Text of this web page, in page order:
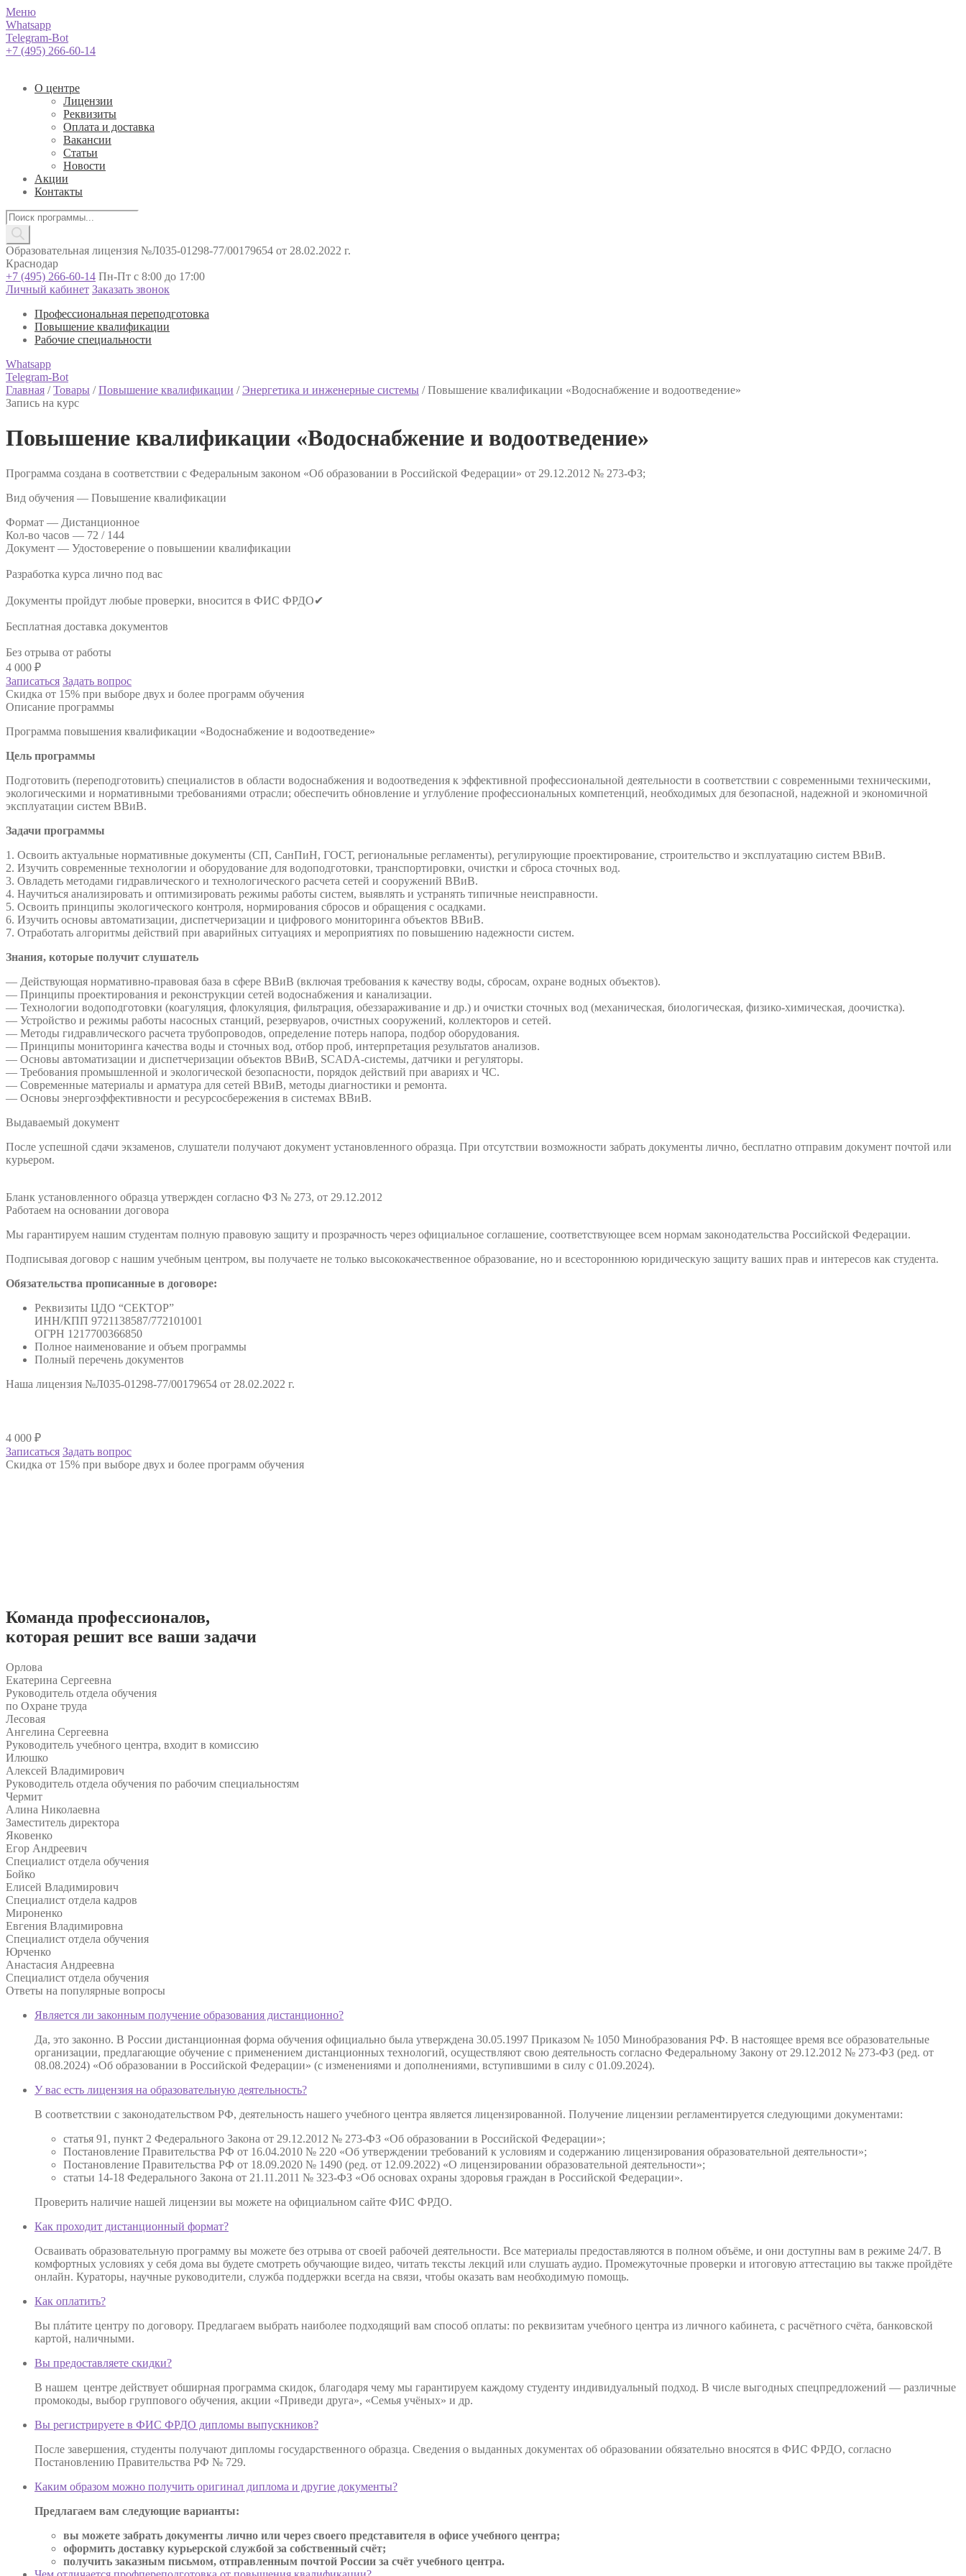
Меню
Whatsapp
Telegram-Bot
+7 (495) 266-60-14
О центре
Лицензии
Реквизиты
Оплата и доставка
Вакансии
Статьи
Новости
Акции
Контакты
Поиск
товаров
Образовательная лицензия №Л035-01298-77/00179654 от 28.02.2022 г.
Краснодар
+7 (495) 266-60-14 Пн-Пт с 8:00 до 17:00
Личный кабинет Заказать звонок
Профессиональная переподготовка
Повышение квалификации
Рабочие специальности
Whatsapp
Telegram-Bot
Главная /Товары /Повышение квалификации / Энергетика и инженерные системы /Повышение квалификации «Водоснабжение и водоотведение»
Запись на курс
Повышение квалификации «Водоснабжение и водоотведение»
Программа создана в соответствии с Федеральным законом «Об образовании в Российской Федерации» от 29.12.2012 № 273-ФЗ;
Вид обучения — Повышение квалификации
Формат — Дистанционное
Кол-во часов — 72 / 144
Документ — Удостоверение о повышении квалификации
Разработка курса лично под вас
Документы пройдут любые проверки, вносится в ФИС ФРДО✔
Бесплатная доставка документов
Без отрыва от работы
4 000 ₽
Записаться Задать вопрос
Скидка от 15% при выборе двух и более программ обучения
Описание программы
Программа повышения квалификации «Водоснабжение и водоотведение»
Цель программы
Подготовить (переподготовить) специалистов в области водоснабжения и водоотведения к эффективной профессиональной деятельности в соответствии с современными техническими,
экологическими и нормативными требованиями отрасли; обеспечить обновление и углубление профессиональных компетенций, необходимых для безопасной, надежной и экономичной
эксплуатации систем ВВиВ.
Задачи программы
1. Освоить актуальные нормативные документы (СП, СанПиН, ГОСТ, региональные регламенты), регулирующие проектирование, строительство и эксплуатацию систем ВВиВ.
2. Изучить современные технологии и оборудование для водоподготовки, транспортировки, очистки и сброса сточных вод.
3. Овладеть методами гидравлического и технологического расчета сетей и сооружений ВВиВ.
4. Научиться анализировать и оптимизировать режимы работы систем, выявлять и устранять типичные неисправности.
5. Освоить принципы экологического контроля, нормирования сбросов и обращения с осадками.
6. Изучить основы автоматизации, диспетчеризации и цифрового мониторинга объектов ВВиВ.
7. Отработать алгоритмы действий при аварийных ситуациях и мероприятиях по повышению надежности систем.
Знания, которые получит слушатель
— Действующая нормативно-правовая база в сфере ВВиВ (включая требования к качеству воды, сбросам, охране водных объектов).
— Принципы проектирования и реконструкции сетей водоснабжения и канализации.
— Технологии водоподготовки (коагуляция, флокуляция, фильтрация, обеззараживание и др.) и очистки сточных вод (механическая, биологическая, физико-химическая, доочистка).
— Устройство и режимы работы насосных станций, резервуаров, очистных сооружений, коллекторов и сетей.
— Методы гидравлического расчета трубопроводов, определение потерь напора, подбор оборудования.
— Принципы мониторинга качества воды и сточных вод, отбор проб, интерпретация результатов анализов.
— Основы автоматизации и диспетчеризации объектов ВВиВ, SCADA-системы, датчики и регуляторы.
— Требования промышленной и экологической безопасности, порядок действий при авариях и ЧС.
— Современные материалы и арматура для сетей ВВиВ, методы диагностики и ремонта.
— Основы энергоэффективности и ресурсосбережения в системах ВВиВ.
Выдаваемый документ
После успешной сдачи экзаменов, слушатели получают документ установленного образца. При отсутствии возможности забрать документы лично, бесплатно отправим документ почтой или
курьером.
Бланк установленного образца утвержден согласно ФЗ № 273, от 29.12.2012
Работаем на основании договора
Мы гарантируем нашим студентам полную правовую защиту и прозрачность через официальное соглашение, соответствующее всем нормам законодательства Российской Федерации.
Подписывая договор с нашим учебным центром, вы получаете не только высококачественное образование, но и всестороннюю юридическую защиту ваших прав и интересов как студента.
Обязательства прописанные в договоре:
Реквизиты ЦДО “СЕКТОР”
ИНН/КПП 9721138587/772101001
ОГРН 1217700366850
Полное наименование и объем программы
Полный перечень документов
Наша лицензия №Л035-01298-77/00179654 от 28.02.2022 г.
4 000 ₽
Записаться Задать вопрос
Скидка от 15% при выборе двух и более программ обучения
Команда профессионалов,
которая решит все ваши задачи
Орлова
Екатерина Сергеевна
Руководитель отдела обучения
по Охране труда
Лесовая
Ангелина Сергеевна
Руководитель учебного центра, входит в комиссию
Илюшко
Алексей Владимирович
Руководитель отдела обучения по рабочим специальностям
Чермит
Алина Николаевна
Заместитель директора
Яковенко
Егор Андреевич
Специалист отдела обучения
Бойко
Елисей Владимирович
Специалист отдела кадров
Мироненко
Евгения Владимировна
Специалист отдела обучения
Юрченко
Анастасия Андреевна
Специалист отдела обучения
Ответы на популярные вопросы
Является ли законным получение образования дистанционно?
Да, это законно. В России дистанционная форма обучения официально была утверждена 30.05.1997 Приказом № 1050 Минобразования РФ. В настоящее время все образовательные
организации, предлагающие обучение с применением дистанционных технологий, осуществляют свою деятельность согласно Федеральному Закону от 29.12.2012 № 273-ФЗ (ред. от
08.08.2024) «Об образовании в Российской Федерации» (с изменениями и дополнениями, вступившими в силу с 01.09.2024).
У вас есть лицензия на образовательную деятельность?
В соответствии с законодательством РФ, деятельность нашего учебного центра является лицензированной. Получение лицензии регламентируется следующими документами:
статья 91, пункт 2 Федерального Закона от 29.12.2012 № 273-ФЗ «Об образовании в Российской Федерации»;
Постановление Правительства РФ от 16.04.2010 № 220 «Об утверждении требований к условиям и содержанию лицензирования образовательной деятельности»;
Постановление Правительства РФ от 18.09.2020 № 1490 (ред. от 12.09.2022) «О лицензировании образовательной деятельности»;
статьи 14-18 Федерального Закона от 21.11.2011 № 323-ФЗ «Об основах охраны здоровья граждан в Российской Федерации».
Проверить наличие нашей лицензии вы можете на официальном сайте ФИС ФРДО.
Как проходит дистанционный формат?
Осваивать образовательную программу вы можете без отрыва от своей рабочей деятельности. Все материалы предоставляются в полном объёме, и они доступны вам в режиме 24/7. В
комфортных условиях у себя дома вы будете смотреть обучающие видео, читать тексты лекций или слушать аудио. Промежуточные проверки и итоговую аттестацию вы также пройдёте
онлайн. Кураторы, научные руководители, служба поддержки всегда на связи, чтобы оказать вам необходимую помощь.
Как оплатить?
Вы плáтите центру по договору. Предлагаем выбрать наиболее подходящий вам способ оплаты: по реквизитам учебного центра из личного кабинета, с расчётного счёта, банковской
картой, наличными.
Вы предоставляете скидки?
В нашем центре действует обширная программа скидок, благодаря чему мы гарантируем каждому студенту индивидуальный подход. В числе выгодных спецпредложений — различные
промокоды, выбор группового обучения, акции «Приведи друга», «Семья учёных» и др.
Вы регистрируете в ФИС ФРДО дипломы выпускников?
После завершения, студенты получают дипломы государственного образца. Сведения о выданных документах об образовании обязательно вносятся в ФИС ФРДО, согласно
Постановлению Правительства РФ № 729.
Каким образом можно получить оригинал диплома и другие документы?
Предлагаем вам следующие варианты:
вы можете забрать документы лично или через своего представителя в офисе учебного центра;
оформить доставку курьерской службой за собственный счёт;
получить заказным письмом, отправленным почтой России за счёт учебного центра.